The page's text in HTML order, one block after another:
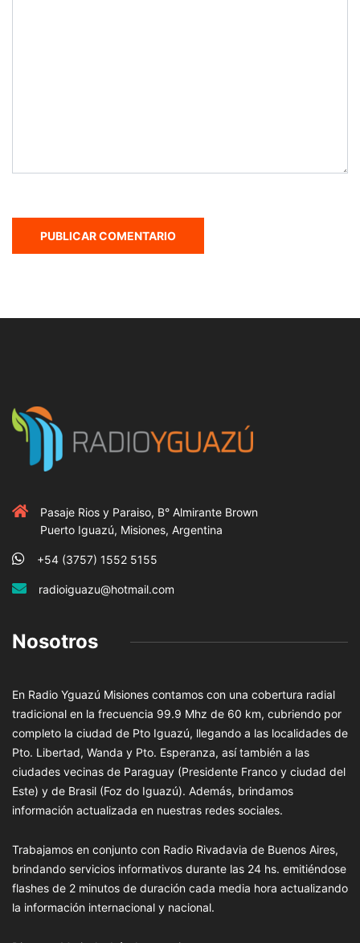
Pasaje Rios y Paraiso, B° Almirante Brown
Puerto Iguazú, Misiones, Argentina
+54 (3757) 1552 5155
radioiguazu@hotmail.com
Nosotros
En Radio Yguazú Misiones contamos con una cobertura radial
tradicional en la frecuencia 99.9 Mhz de 60 km, cubriendo por
completo la ciudad de Pto Iguazú, llegando a las localidades de
Pto. Libertad, Wanda y Pto. Esperanza, así también a las
ciudades vecinas de Paraguay (Presidente Franco y ciudad del
Este) y de Brasil (Foz do Iguazú). Además, brindamos
información actualizada en nuestras redes sociales.
Trabajamos en conjunto con Radio Rivadavia de Buenos Aires,
brindando servicios informativos durante las 24 hs. emitiéndose
flashes de 2 minutos de duración cada media hora actualizando
la información internacional y nacional.